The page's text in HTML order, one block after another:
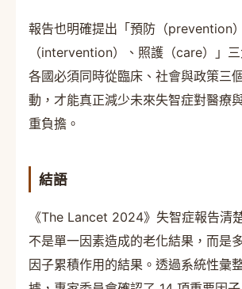
報告也明確提出「預防（prevention
（intervention）、照護（care）」
各國必須同時從臨床、社會與政策三
動，才能真正減少未來失智症對醫療
重負擔。
結語
《The Lancet 2024》失智症報告清
不是單一因素造成的老化結果，而是
因子累積作用的結果。透過系統性彙